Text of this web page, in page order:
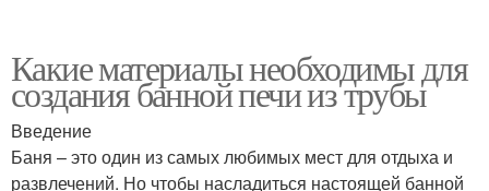
Какие материалы необходимы для
создания банной печи из трубы
Введение
Баня – это один из самых любимых мест для отдыха и
развлечений. Но чтобы насладиться настоящей банной